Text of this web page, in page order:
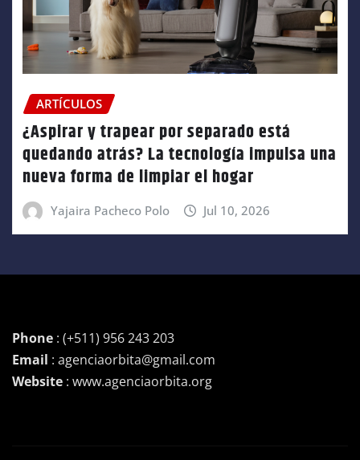
ARTÍCULOS
¿Aspirar y trapear por separado está
quedando atrás? La tecnología impulsa una
nueva forma de limpiar el hogar
Yajaira Pacheco Polo Jul 10, 2026
Phone : (+511) 956 243 203
Email : agenciaorbita@gmail.com
Website : www.agenciaorbita.org